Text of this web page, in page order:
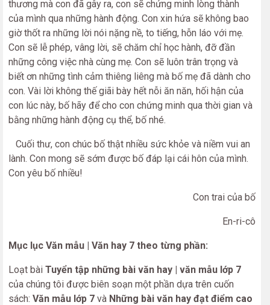
thương mà con đã gây ra, con sẽ chứng minh lòng thành
của mình qua những hành động. Con xin hứa sẽ không bao
giờ thốt ra những lời nói nặng nề, to tiếng, hỗn láo với mẹ.
Con sẽ lễ phép, vâng lời, sẽ chăm chỉ học hành, đỡ đần
những công việc nhà cùng mẹ. Con sẽ luôn trân trọng và
biết ơn những tình cảm thiêng liêng mà bố mẹ đã dành cho
con. Vài lời không thế giãi bày hết nỗi ăn năn, hối hận của
con lúc này, bố hãy để cho con chứng minh qua thời gian và
bằng những hành động cụ thể, bố nhé.
Cuối thư, con chúc bố thật nhiều sức khỏe và niềm vui an
lành. Con mong sẽ sớm được bố đáp lại cái hôn của mình.
Con yêu bố nhiều!
Con trai của bố
En-ri-cô
Mục lục Văn mẫu | Văn hay 7 theo từng phần:
Loạt bài Tuyển tập những bài văn hay | văn mẫu lớp 7
của chúng tôi được biên soạn một phần dựa trên cuốn
sách: Văn mẫu lớp 7 và Những bài văn hay đạt điểm cao